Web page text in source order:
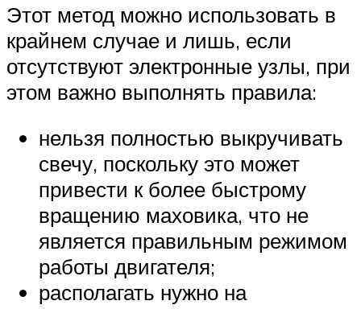
Этот метод можно использовать в
крайнем случае и лишь, если
отсутствуют электронные узлы, при
этом важно выполнять правила:
нельзя полностью выкручивать
свечу, поскольку это может
привести к более быстрому
вращению маховика, что не
является правильным режимом
работы двигателя;
располагать нужно на